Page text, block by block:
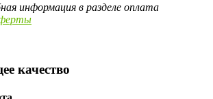
информация в разделе оплата
качество